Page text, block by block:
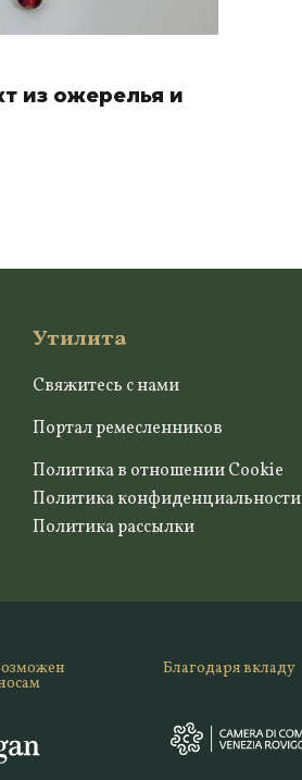
из ожерелья и
Утилита
Свяжитесь с нами
Портал ремесленников
Политика в отношении Cookie
Политика конфиденциальности
Политика рассылки
Благодаря вкладу